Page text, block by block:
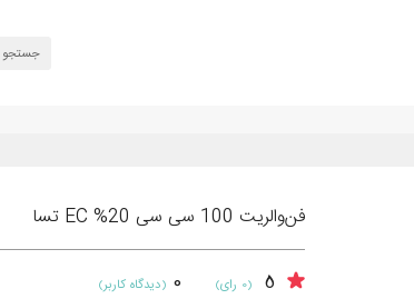
فن‌والریت 100 سی سی 20% EC تسا
(0 رای) 0 (دیدگاه کاربر)